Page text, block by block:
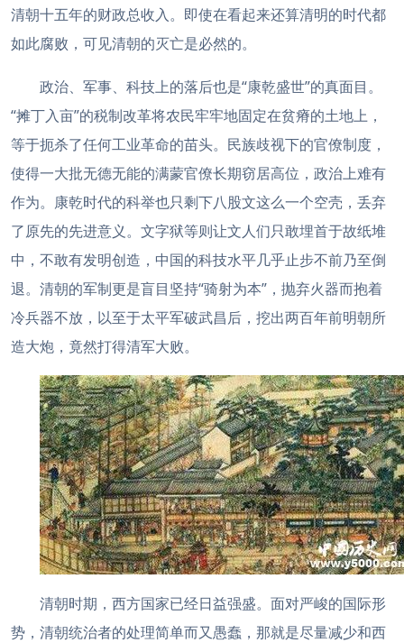
清朝十五年的财政总收入。即使在看起来还算清明的时代都
如此腐败，可见清朝的灭亡是必然的。
政治、军事、科技上的落后也是“康乾盛世”的真面目。
“摊丁入亩”的税制改革将农民牢牢地固定在贫瘠的土地上，
等于扼杀了任何工业革命的苗头。民族歧视下的官僚制度，
使得一大批无德无能的满蒙官僚长期窃居高位，政治上难有
作为。康乾时代的科举也只剩下八股文这么一个空壳，丢弃
了原先的先进意义。文字狱等则让文人们只敢埋首于故纸堆
中，不敢有发明创造，中国的科技水平几乎止步不前乃至倒
退。清朝的军制更是盲目坚持“骑射为本”，抛弃火器而抱着
冷兵器不放，以至于太平军破武昌后，挖出两百年前明朝所
造大炮，竟然打得清军大败。
清朝时期，西方国家已经日益强盛。面对严峻的国际形
势，清朝统治者的处理简单而又愚蠢，那就是尽量减少和西